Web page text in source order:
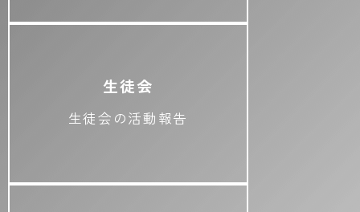
生徒会
生徒会の活動報告